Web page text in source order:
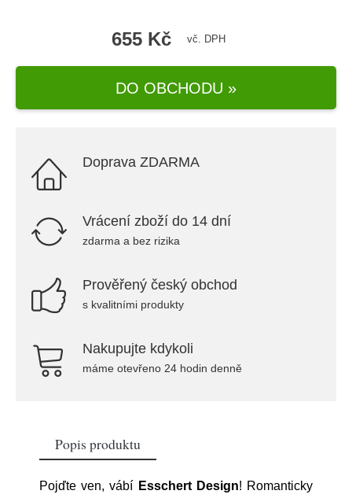
655 Kč vč. DPH
DO OBCHODU »
Doprava ZDARMA
Vrácení zboží do 14 dní
zdarma a bez rizika
Prověřený český obchod
s kvalitními produkty
Nakupujte kdykoli
máme otevřeno 24 hodin denně
Popis produktu
Pojďte ven, vábí Esschert Design! Romanticky